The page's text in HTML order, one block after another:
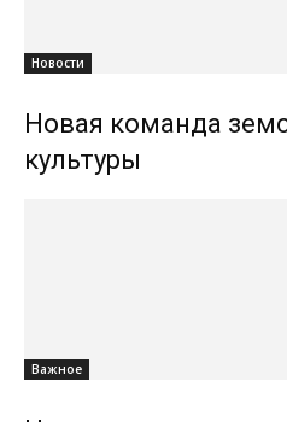
Новости
Новая команда
культуры
Важное